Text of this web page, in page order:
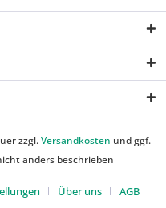
zzgl.Versandkosten und ggf.
anders beschrieben
Über uns AGB